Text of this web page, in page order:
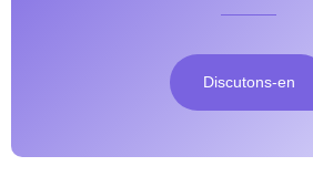
Discutons-en